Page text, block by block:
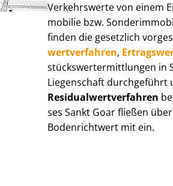
Verkehrswerte von einem
mo­bi­lie bzw.
finden die gesetzlich
wert­ver­fah­ren,
stücks­wert­ermitt­lun­gen in
Liegenschaft durchgeführt
Re­si­du­al­wert­ver­fah­ren
ses Sankt Goar fließen
Bodenrichtwert mit ein.